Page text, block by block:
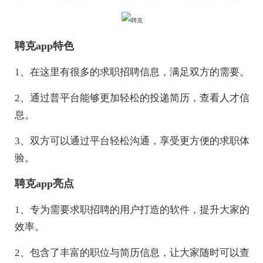
聘克app特色
1、在这里有很多的求职招聘信息，满足双方的需要。
2、通过普平台能够更加轻松的投递简历，查看人才信
息。
3、双方可以通过平台轻松沟通，享受更方便的求职体
验。
聘克app亮点
1、专为需要求职招聘的用户打造的软件，提升大家的
效率。
2、包含了丰富的职位与简历信息，让大家随时可以查